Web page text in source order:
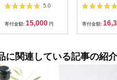
5.0
寄付金額: 15,000 円
ｇ 6本セット
(CL204-LS6)
寄付金額:
に関連している記事の紹介